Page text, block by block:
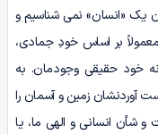
یک «انسان» نمی شناسیم و
معمولاً بر اساس خودِ جمادی،
خود حقیقی وجودمان. به
آوردنشان زمین و آسمان را
شأن انسانی و الهی ما، یا